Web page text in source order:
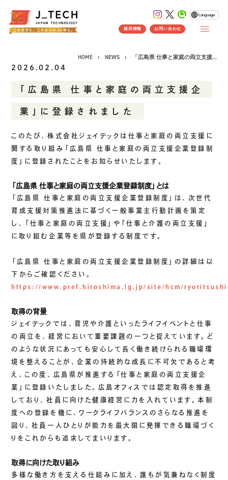
コンセプト
SERVICE
FLEXSCHE
クラウドソリューション
受託開発
生成AIソリューション
CASES
SUSTAINABILITY
認証／資格
SDGsへの取り組み
コンプライアンス
労働情報の公開
COMPANY
Language
採用情報 お問い合わせ
HOME NEWS 「広島県 仕事と家庭の両立支援...
2026.02.04
「広島県 仕事と家庭の両立支援企
業」に登録されました
このたび、株式会社ジェイテックは仕事と家庭の両立支援に
関する取り組み「広島県 仕事と家庭の両立支援企業登録制
度」に登録されたことをお知らせいたします。
「広島県 仕事と家庭の両立支援企業登録制度」とは
「広島県 仕事と家庭の両立支援企業登録制度」は、次世代
育成支援対策推進法に基づく一般事業主行動計画を策定
し、「仕事と家庭の両立支援」や「仕事と介護の両立支援」
に取り組む企業等を県が登録する制度です。
「広島県 仕事と家庭の両立支援企業登録制度」の詳細は以
下からご確認ください。
https://www.pref.hiroshima.lg.jp/site/hcm/
取得の背景
ジェイテックでは、育児や介護といったライフイベントと仕事
の両立を、経営において重要課題の一つと捉えています。ど
のような状況にあっても安心して長く働き続けられる職場環
境を整えることが、企業の持続的な成長に不可欠であると考
え、この度、広島県が推進する「仕事と家庭の両立支援企
業」に登録いたしました。広島オフィスでは認定取得を推進
しており、社員に向けた健康経営に力を入れています。本制
度への登録を機に、ワークライフバランスのさらなる推進を
図り、社員一人ひとりが能力を最大限に発揮できる職場づく
りをこれからも追求してまいります。
取得に向けた取り組み
多様な働き方を支える仕組みに加え、誰もが気兼ねなく制度